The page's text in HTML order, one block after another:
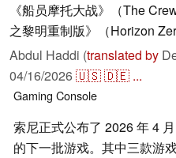
《船员摩托大战》（The
之黎明重制版》（Horizon
Abdul Haddi (translated by
04/16/2026🇺🇸🇩🇪 ...
Gaming Console
索尼正式公布了 2026 年 4
的下一批游戏。其中三款游